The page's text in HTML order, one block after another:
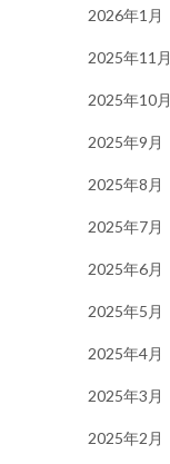
2026年1月
2025年11月
2025年10月
2025年9月
2025年8月
2025年7月
2025年6月
2025年5月
2025年4月
2025年3月
2025年2月